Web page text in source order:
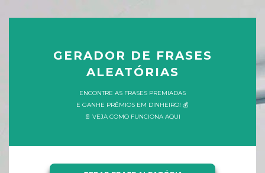
GERADOR DE FRASES
ALEATÓRIAS
ENCONTRE AS FRASES PREMIADAS
E GANHE PRÊMIOS EM DINHEIRO! 💰
📄 VEJA COMO FUNCIONA AQUI